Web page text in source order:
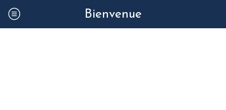
Bienvenue